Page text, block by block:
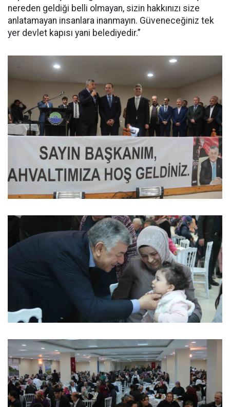
nereden geldiği belli olmayan, sizin hakkınızı size
anlatamayan insanlara inanmayın. Güveneceğiniz tek
yer devlet kapısı yani belediyedir.”